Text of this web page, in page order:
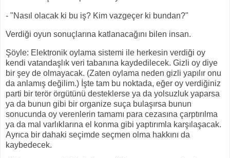
- "Nasıl olacak ki bu iş? Kim vazgeçer ki bundan?"
Verdiği oyun sonuçlarına katlanacağını bilen insan.
Şöyle: Elektronik oylama sistemi ile herkesin verdiği oy
kendi vatandaşlık veri tabanına kaydedilecek. Gizli oy diye
bir şey de olmayacak. (Zaten oylama neden gizli yapılır onu
da anlamış değilim.) İşte tam bu noktada, eğer oy verdiğiniz
parti bir terör örgütünü desteklerse ya da yolsuzluk yaparsa
ya da bunun gibi bir organize suça bulaşırsa bunun
sonucunda oy verenlerin tamamı para cezasına çarptırılma
ya da mal varlıklarına el konma gibi yaptırımla karşılaşacak.
Ayrıca bir dahaki seçimde seçmen olma hakkını da
kaybedecek.